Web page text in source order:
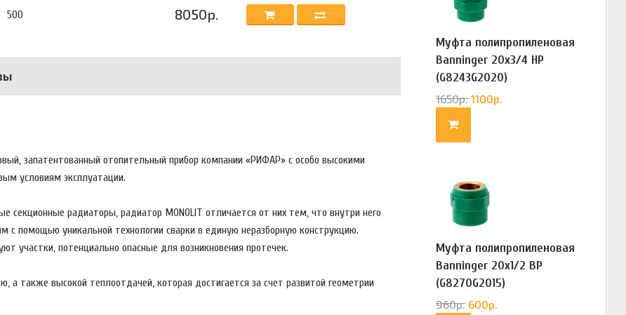
500 8050р.
запатентованный отопительный прибор компании «РИФАР» с особо высокими
условиям эксплуатации.
радиаторы, радиатор MONOLIT отличается от них тем, что внутри него
помощью уникальной технологии сварки в единую неразборную конструкцию.
участки, потенциально опасные для возникновения протечек.
также высокой теплоотдачей, которая достигается за счет развитой геометрии
Муфта полипропиленовая
Banninger 20х3/4 НР
(G8243G2020)
1650р. 1100р.
Муфта полипропиленовая
Banninger 20х1/2 ВР
(G8270G2015)
960р. 600р.